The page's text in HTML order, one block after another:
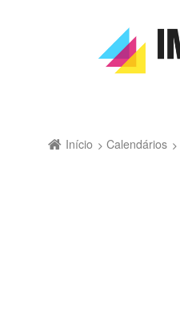
Início Calendários